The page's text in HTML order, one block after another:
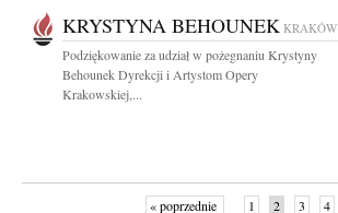
KRYSTYNA BEHOUNEK KRAKÓW
Podziękowanie za udział w pożegnaniu Krystyny
Behounek Dyrekcji i Artystom Opery
Krakowskiej,...
« poprzednie 1 2 3 4